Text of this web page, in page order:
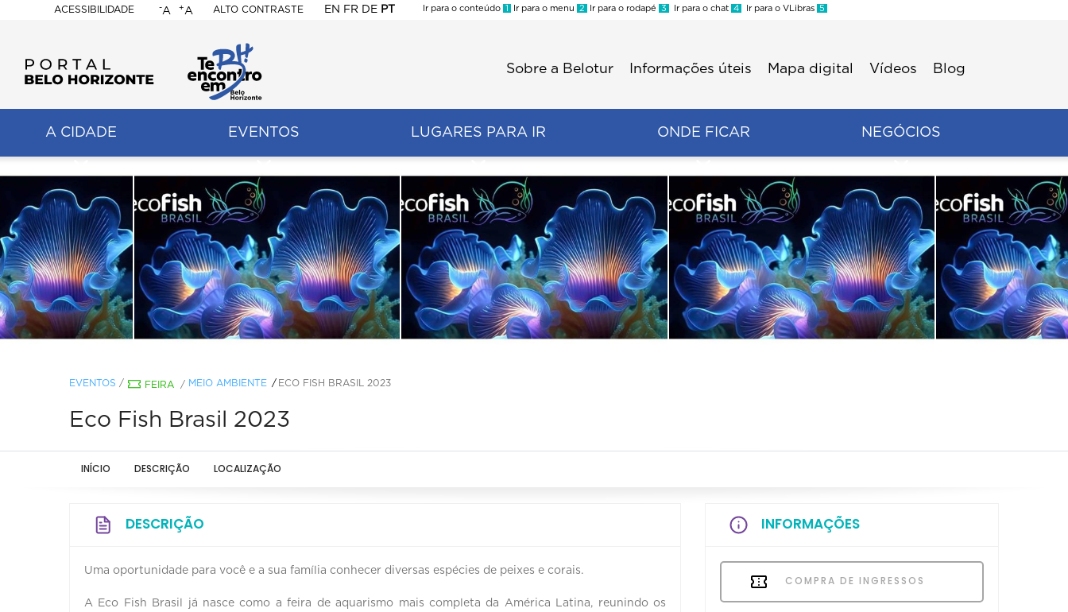
ACESSIBILIDADE
BELO
HORIZONTE
-A +A ALTO CONTRASTE EN FR DE PT
Ir para o conteúdo 1 Ir para o menu 2 Ir para o rodapé 3 Ir para o chat 4 Ir para o VLibras 5
Sobre a Belotur Informações úteis Mapa digital Vídeos Blog
A CIDADE EVENTOS LUGARES PARA IR ONDE FICAR NEGÓCIOS
EVENTOS / FEIRA / MEIO AMBIENTE ECO FISH BRASIL 2023
Eco Fish Brasil 2023
INÍCIO DESCRIÇÃO LOCALIZAÇÃO
DESCRIÇÃO
Uma oportunidade para você e a sua família conhecer diversas espécies de peixes e corais.
A Eco Fish Brasil já nasce como a feira de aquarismo mais completa da América Latina, reunindo os
INFORMAÇÕES
COMPRA DE INGRESSOS